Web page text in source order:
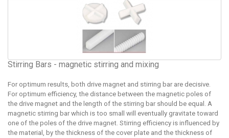
Stirring Bars - magnetic stirring and mixing
For optimum results, both drive magnet and stirring bar are decisive.
For optimum efficiency, the distance between the magnetic poles of
the drive magnet and the length of the stirring bar should be equal. A
magnetic stirring bar which is too small will eventually gravitate toward
one of the poles of the drive magnet. Stirring efficiency is influenced by
the material, by the thickness of the cover plate and the thickness of